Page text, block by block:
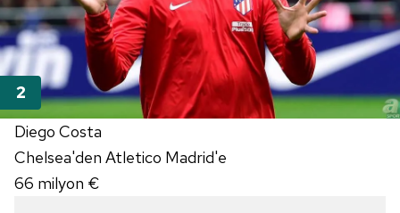
Diego Costa
Chelsea'den Atletico Madrid'e
66 milyon €